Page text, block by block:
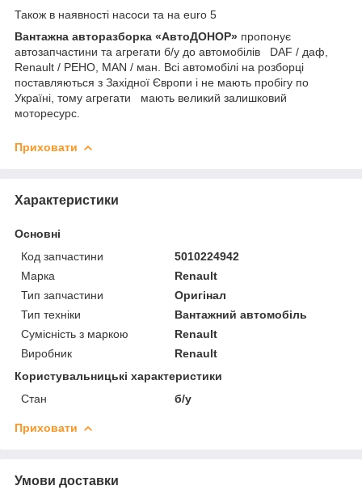
Також в наявності насоси та на euro 5
Вантажна авторазборка «АвтоДОНОР» пропонує
автозапчастини та агрегати б/у до автомобілів DAF / даф,
Renault / РЕНО, MAN / ман. Всі автомобілі на розборці
поставляються з Західної Європи і не мають пробігу по
Україні, тому агрегати мають великий залишковий
моторесурс.
Приховати
Характеристики
Основні
Код запчастини
5010224942
Марка
Renault
Тип запчастини
Оригінал
Тип техніки
Вантажний автомобіль
Сумісність з маркою
Renault
Виробник
Renault
Користувальницькі характеристики
Стан
б/у
Приховати
Умови доставки